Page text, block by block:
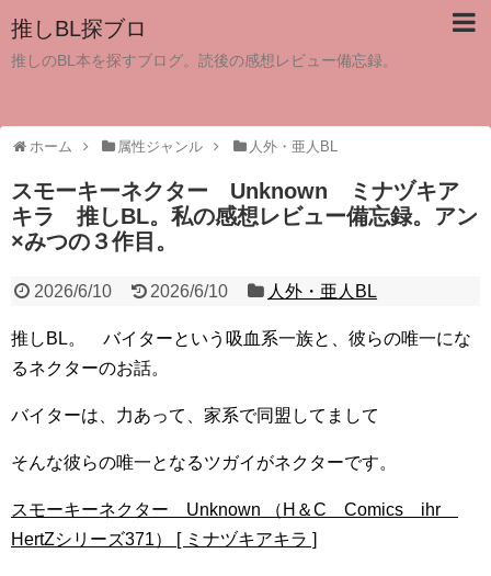
推しBL探ブロ
推しのBL本を探すブログ。読後の感想レビュー備忘録。
ホーム 属性ジャンル 人外・亜人BL
スモーキーネクター Unknown ミナヅキア
キラ 推しBL。私の感想レビュー備忘録。アン
×みつの３作目。
2026/6/10 2026/6/10 人外・亜人BL
推しBL。 バイターという吸血系一族と、彼らの唯一にな
るネクターのお話。
バイターは、力あって、家系で同盟してまして
そんな彼らの唯一となるツガイがネクターです。
スモーキーネクター Unknown （H＆C Comics ihr
HertZシリーズ371） [ ミナヅキアキラ ]